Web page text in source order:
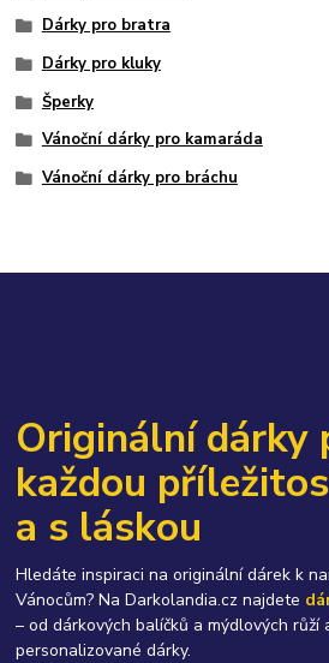
Dárky pro bratra
Dárky pro kluky
Šperky
Vánoční dárky pro kamaráda
Vánoční dárky pro bráchu
Originální dárky
každou
a s láskou
Hledáte inspiraci na originální dárek k
Vánocům? Na Darkolandia.cz najdete
– od dárkových balíčků a mýdlových růží
personalizované dárky.